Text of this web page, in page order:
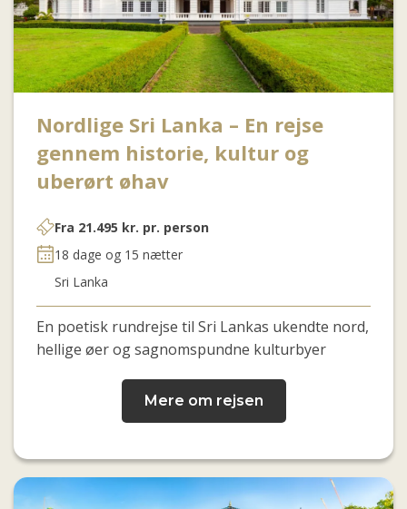
Nordlige Sri Lanka – En rejse
gennem historie, kultur og
uberørt øhav
Fra 21.495 kr. pr. person
18 dage og 15 nætter
Sri Lanka
En poetisk rundrejse til Sri Lankas ukendte nord,
hellige øer og sagnomspundne kulturbyer
Mere om rejsen